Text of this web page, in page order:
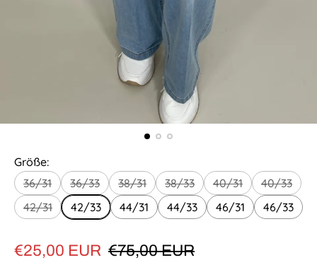
Größe:
36/31
36/33 38/31 38/33 40/31
40/33
42/31
42/33 44/31 44/33 46/31 46/33
V
€25,00 EUR R
€75,00 EUR